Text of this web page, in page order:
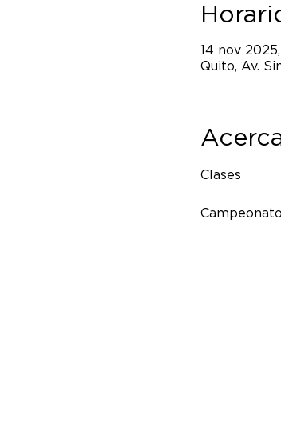
14 nov
Quito, Av.
Clases